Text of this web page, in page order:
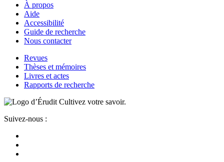
À propos
Aide
Accessibilité
Guide de recherche
Nous contacter
Revues
Thèses et mémoires
Livres et actes
Rapports de recherche
Cultivez votre savoir.
Suivez-nous :